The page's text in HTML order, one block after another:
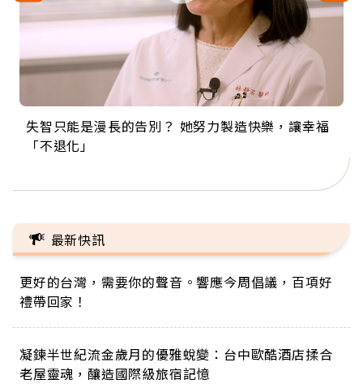
失智只能是漫長的告別？ 她努力製造快樂，讓幸福
「不退化」
來自剛果的巧克力神父 為台灣奉獻36年 「台灣是我
的家，我連作夢都講台語！」
63歲卸矽谷副總、搬回台灣找快樂！「蛋黃哥小
丑」走進安養院，逗樂上萬爺奶：退休後才開始真
104歲打破金氏世界紀錄 成為全球最年長羽球選
手，分享長壽的秘密原來是「這個」
事業巔峰他選擇追夢…黑手阿伯拉小提琴還登上小
巨蛋！連CNN都大讚！
最新快訊
更好的台灣，需要你的聲音。響應今周倡議，百項好
禮帶回家！
凝鍊半世紀流金歲月的優雅蛻變：台中歐酷酒店揉合
老屋靈魂，釀造國際級旅宿記憶